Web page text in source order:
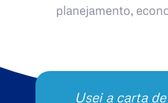
planejamento,
Usei a carta